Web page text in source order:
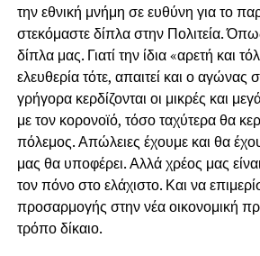
την εθνική μνήμη σε ευθύνη για το
στεκόμαστε δίπλα στην Πολιτεία.
δίπλα μας. Γιατί την ίδια «αρετή και
ελευθερία τότε, απαιτεί και ο
γρήγορα κερδίζονται οι μικρές και
με τον κορονοϊό, τόσο ταχύτερα θα
πόλεμος. Απώλειες έχουμε και θα
μας θα υποφέρει. Αλλά χρέος μας
τον πόνο στο ελάχιστο. Και να
προσαρμογής στην νέα οικονομική
τρόπο δίκαιο.